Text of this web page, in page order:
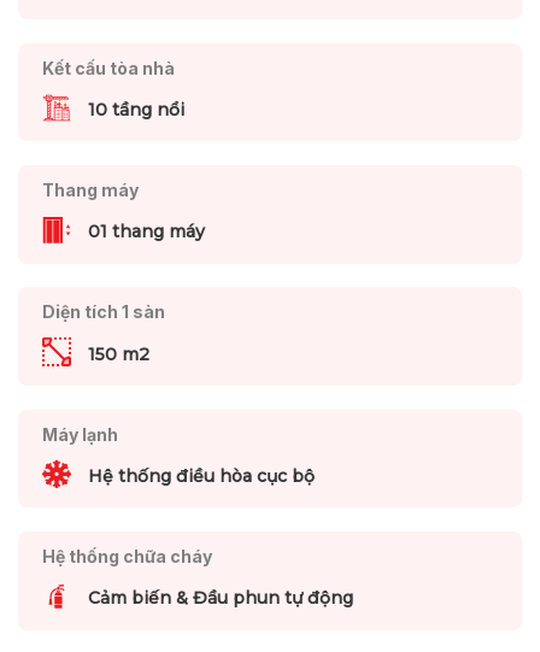
Kết cấu tòa nhà
10 tầng nổi
Thang máy
01 thang máy
Diện tích 1 sàn
150 m2
Máy lạnh
Hệ thống điều hòa cục bộ
Hệ thống chữa cháy
Cảm biến & Đầu phun tự động